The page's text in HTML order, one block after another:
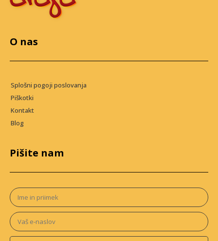
O nas
Splošni pogoji poslovanja
Piškotki
Kontakt
Blog
Pišite nam